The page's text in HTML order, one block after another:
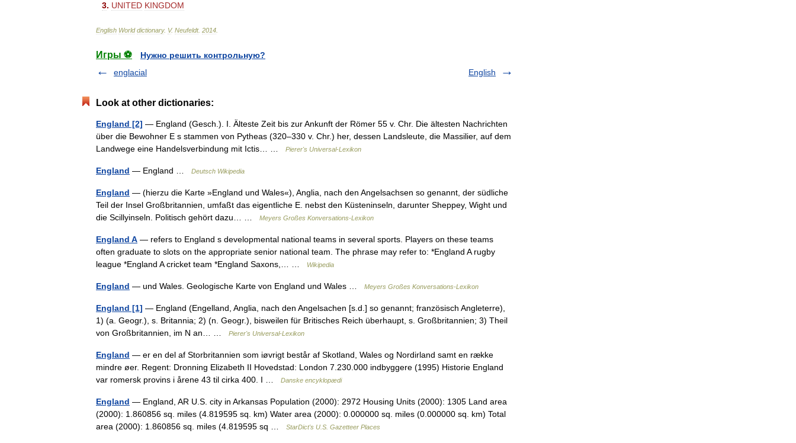
3. UNITED KINGDOM
English World dictionary. V. Neufeldt. 2014
Игры ⚽
Нужно решить контрольную?
englacial
English
Look at other dictionaries:
England [2] — England (Gesch.). I. Älteste Zeit bis zur Ankunft der Römer 55 v. Chr. Die ältesten Nachrichten
über die Bewohner E s stammen von Pytheas (320–330 v. Chr.) her, dessen Landsleute, die Massilier, auf dem
Landwege eine Handelsverbindung mit Ictis… …
Pierer's Universal-Lexikon
England — England … Deutsch Wikipedia
England — (hierzu die Karte »England und Wales«), Anglia, nach den Angelsachsen so genannt, der südliche
Teil der Insel Großbritannien, umfaßt das eigentliche E. nebst den Küsteninseln, darunter Sheppey, Wight und
die Scillyinseln. Politisch gehört dazu… …
Meyers Großes Konversations-Lexikon
England A — refers to England s developmental national teams in several sports. Players on these teams
often graduate to slots on the appropriate senior national team. The phrase may refer to: *England A rugby
league *England A cricket team *England Saxons,… …
Wikipedia
England — und Wales. Geologische Karte von England und Wales … Meyers Großes Konversations-Lexikon
England [1] — England (Engelland, Anglia, nach den Angelsachen [s.d.] so genannt; französisch Angleterre),
1) (a. Geogr.), s. Britannia; 2) (n. Geogr.), bisweilen für Britisches Reich überhaupt, s. Großbritannien; 3) Theil
von Großbritannien, im N an… …
Pierer's Universal-Lexikon
England — er en del af Storbritannien som iøvrigt består af Skotland, Wales og Nordirland samt en række
mindre øer. Regent: Dronning Elizabeth II Hovedstad: London 7.230.000 indbyggere (1995) Historie England
var romersk provins i årene 43 til cirka 400. I …
Danske encyklopædi
England — England, AR U.S. city in Arkansas Population (2000): 2972 Housing Units (2000): 1305 Land area
(2000): 1.860856 sq. miles (4.819595 sq. km) Water area (2000): 0.000000 sq. miles (0.000000 sq. km) Total
area (2000): 1.860856 sq. miles (4.819595 sq …
StarDict's U.S. Gazetteer Places